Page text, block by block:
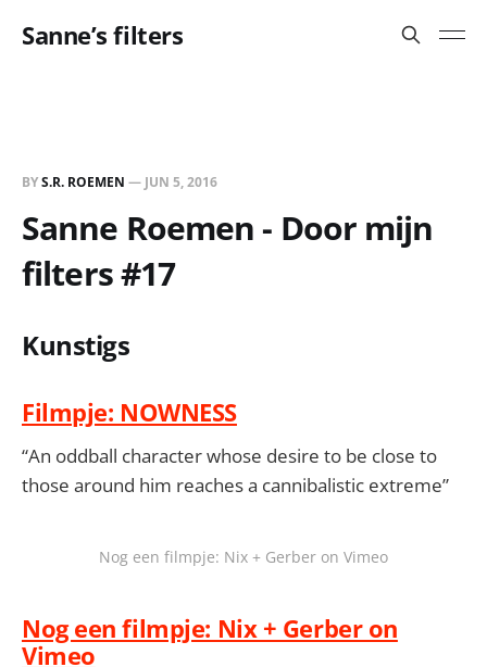
Sanne’s filters
BYS.R. ROEMEN — JUN 5, 2016
Sanne Roemen - Door mijn
filters #17
Kunstigs
Filmpje: NOWNESS
“An oddball character whose desire to be close to
those around him reaches a cannibalistic extreme”
Nog een filmpje: Nix + Gerber on Vimeo
Nog een filmpje: Nix + Gerber on
Vimeo